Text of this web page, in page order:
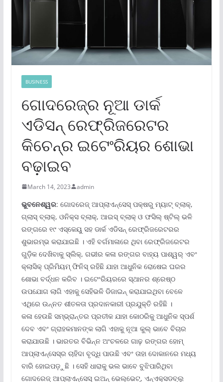
BUSINESS
ଗୋଦରେଜ୍‌ର ନୂଆ ଡାର୍କ
ଏଡିସନ୍ ରେଫ୍ରିଜରେଟର
କିଚେନ୍‌ର ଇଟେଂରିୟର ଶୋଭା
ବଢ଼ାଇବ
March 14, 2023 admin
ଭୁବନେଶ୍ୱର: ଗୋଦରେଜ୍ ଆପ୍ଲାଏନ୍‌ସେସ୍ ପକ୍ଷରୁ ମ୍ୟାଟ୍ ବ୍ଲାକ୍‌,
ଗ୍ଲାସ୍ ବ୍ଲାକ୍‌, ଓନିକ୍ସ ବ୍ଲାକ୍‌, ଆଇସ୍ ବ୍ଲାକ୍ ଓ ଫସିଲ୍ ଷ୍ଟିଲ୍ ଭଳି
ରଙ୍ଗରେ ୧୯ ଏସ୍‌କେୟୁ ସହ ଡାର୍କ ଏଡିସନ୍ ରେଫ୍ରିଜରେଟରର
ଶୁଭାରମ୍ଭ କରାଯାଇଛି । ଏହି ବର୍ଗମାଳାରେ ଥିବା ରେଫ୍ରିଜରେଟର
ଗୁଡ଼ିକ ଦେଖିବାକୁ ସ୍ଲିକ୍‌, ଗଭୀର କଳା ରଙ୍ଗର ବାହ୍ୟ ପାଶ୍ୱର୍ ଏବଂ
କ୍ଲାସିକ୍ ପ୍ରିମିୟମ୍ ଫିନିସ୍ ରହିଛି ଯାହା ଆଧୁନିକ ରୋଷେଇ ଘରର
ଶୋଭା ବର୍ଦ୍ଧନ କରିବ । ଇଟେଂରିୟରରେ ସ୍ଥାନର ଶ୍ରେଷ୍ଠ
ଉପଯୋଗ ଲାଗି ଏହାକୁ ସେହିଭଳି ଡିଜାଇନ୍ କରାଯାଇଥିବା ବେଳେ
ଏଥିରେ ଉନ୍ନତ ଶୀତଳତା ପ୍ରଦାନକାରୀ ପ୍ରଯୁକ୍ତି ରହିଛି ।
କଳା ହେଉଛି ସମ୍ଭ୍ରାନ୍ତର ପ୍ରତୀକ ଯାହା କୋଠରିକୁ ଆଧୁନିକ ସ୍ପର୍ଶ
ଦେବ ଏବଂ ଗ୍ରାହକମାନଙ୍କ ଲାଗି ଏହାକୁ ନୂଆ କୁଲ୍ ଭାବେ ବିଚାର
କରାଯାଉଛି । ଭାରତର ବିଭିନ୍ନ ଅଂଚଳରେ ଗାଢ଼ ରଙ୍ଗର ହୋମ୍
ଆପ୍ଲାଏନ୍‌ସେସ୍‌ର ଚାହିଦା ବୃଦ୍ଧି ପାଉଛି ଏବଂ ତାହା ଦୋକାନରେ ମଧ୍ୟ
ବାରି ହୋଇପଡ଼ୁଛି । ସେହି ଧାରାକୁ ଭଲ ଭାବେ ବୁଝିପାରିଥିବା
ଗୋଦରେଜ୍ ଆପ୍ଲାଏନ୍‌ସେସ୍ ଇଅନ୍ ଭେଲ୍‌ଭେଟ୍‌, ଏନ୍‌ଏକ୍ସଡବ୍ଲୁ